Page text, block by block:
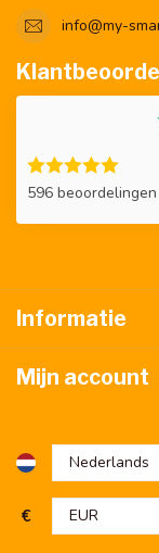
info@my-
596 beoordelingen
Informatie
Mijn account
€